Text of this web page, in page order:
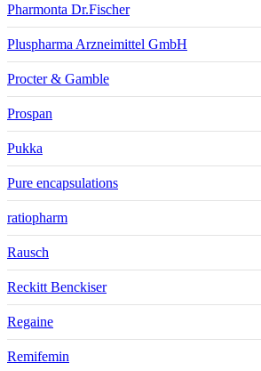
Pharmonta Dr.Fischer
Pluspharma Arzneimittel GmbH
Procter & Gamble
Prospan
Pukka
Pure encapsulations
ratiopharm
Rausch
Reckitt Benckiser
Regaine
Remifemin